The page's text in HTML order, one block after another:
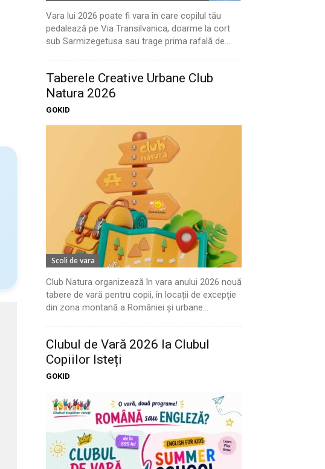
Vara lui 2026 poate fi vara în care copilul tău
pedalează pe Via Transilvanica, doarme la cort
sub Sarmizegetusa sau trage prima rafală de...
Taberele Creative Urbane Club
Natura 2026
GOKID
Scoli de vara
Club Natura organizează în vara anului 2026 nouă
tabere de vară pentru copii, în locații de excepție
din zona montană a României și urbane...
Clubul de Vară 2026 la Clubul
Copiilor Isteți
GOKID